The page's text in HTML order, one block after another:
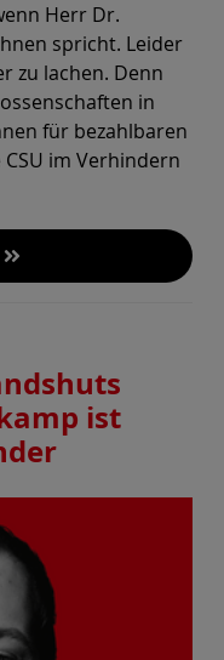
Herr Dr.
spricht. Leider
zu lachen. Denn
in
für bezahlbaren
im Verhindern
ist